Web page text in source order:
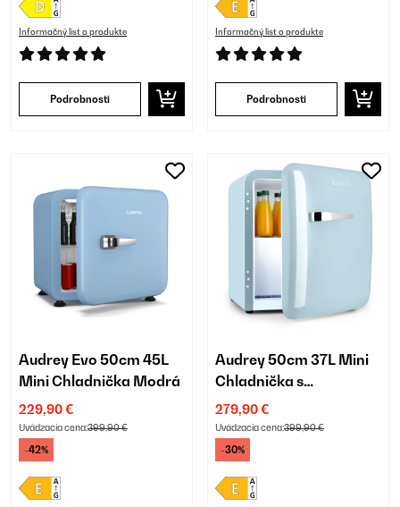
Informačný list o produkte
Podrobnosti
Informačný list o produkte
Podrobnosti
Audrey Evo 50cm 45L
Mini Chladnička Modrá
229,90 €
Uvádzacia cena:399,90 €
-42%
Audrey 50cm 37L Mini
Chladnička s
Mrazničkou Modrá
279,90 €
Uvádzacia cena:399,90 €
-30%